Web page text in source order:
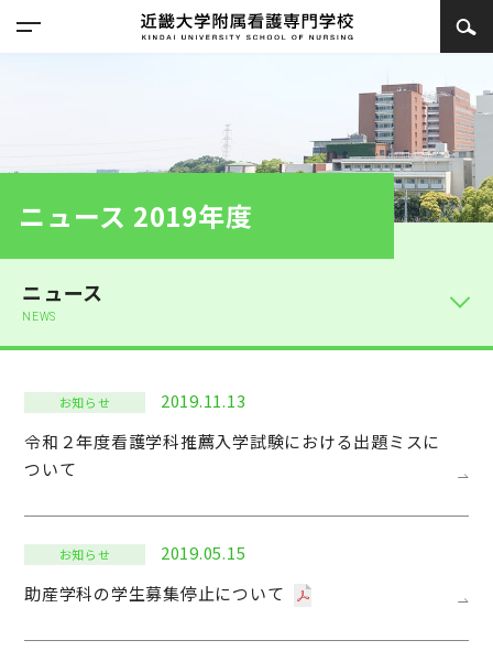
ニュース 2019年度
ニュース
NEWS
お知らせ
2019.11.13
令和２年度看護学科推薦入学試験における出題ミスに
ついて
お知らせ
2019.05.15
助産学科の学生募集停止について